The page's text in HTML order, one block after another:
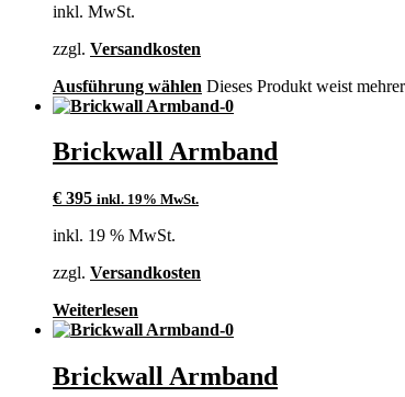
inkl. MwSt.
zzgl. Versandkosten
Ausführung wählen Dieses Produkt weist
Brickwall Armband
€ 395 inkl. 19% MwSt.
inkl. 19 % MwSt.
zzgl. Versandkosten
Weiterlesen
Brickwall Armband